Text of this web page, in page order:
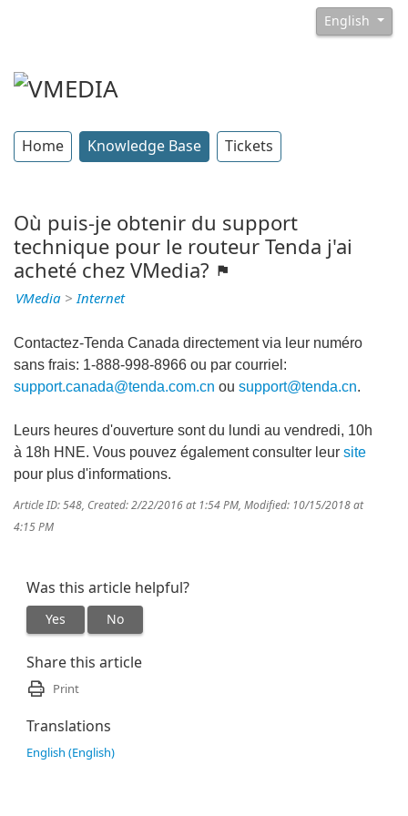
English
Home Knowledge Base Tickets
Où puis-je obtenir du support
technique pour le routeur Tenda j'ai
acheté chez VMedia?
VMedia >Internet
Contactez-Tenda Canada directement via leur numéro
sans frais: 1-888-998-8966 ou par courriel:
support.canada@tenda.com.cn ou support@tenda.cn.
Leurs heures d'ouverture sont du lundi au vendredi, 10h
à 18h HNE. Vous pouvez également consulter leur site
pour plus d'informations.
Article ID: 548 Created: 2/22/2016 at 1:54 PM Modified: 10/15/2018 at
4:15 PM
Was this article helpful?
Yes No
Share this article
Print
Translations
English (English)